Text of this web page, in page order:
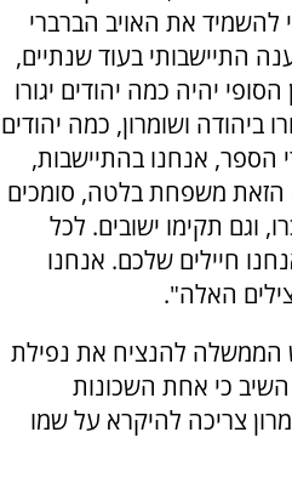
את האויב הברברי
התיישבותי בעוד שנתיים,
יהיה כמה יהודים יגורו
ביהודה ושומרון, כמה יהודים
הספר, אנחנו בהתיישבות,
משפחת בלטה, סומכים
וגם תקימו ישובים. לכל
חיילים שלכם. אנחנו
האלה".
להנציח את נפילת
כי אחת השכונות
צריכה להיקרא על שמו